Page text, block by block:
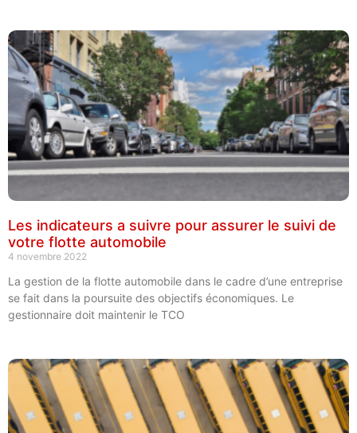
Les indicateurs a suivre pour assurer le suivi de
votre flotte automobile
4 novembre 2022
La gestion de la flotte automobile dans le cadre d’une entreprise
se fait dans la poursuite des objectifs économiques. Le
gestionnaire doit maintenir le TCO